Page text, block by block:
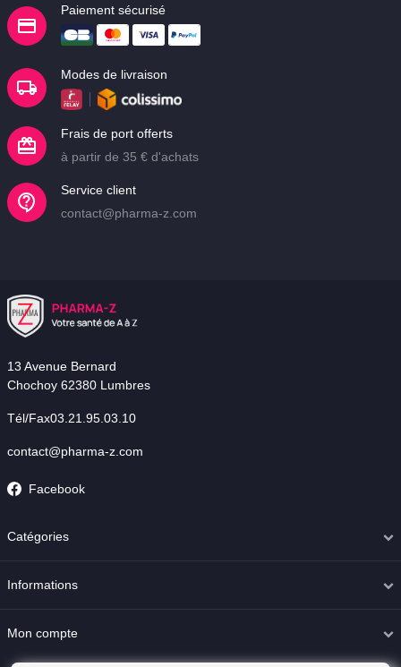
Paiement sécurisé
Modes de livraison
Frais de port offerts
à partir de 35 € d'achats
Service client
contact@pharma-z.com
13 Avenue Bernard
Chochoy 62380 Lumbres
Tél/Fax03.21.95.03.10
contact@pharma-z.com
Facebook
Catégories
Informations
Mon compte